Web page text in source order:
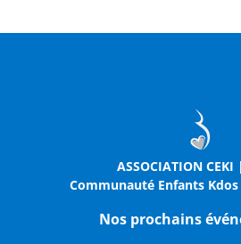
ASSOCIATION
Communauté Enfants
Nos prochains